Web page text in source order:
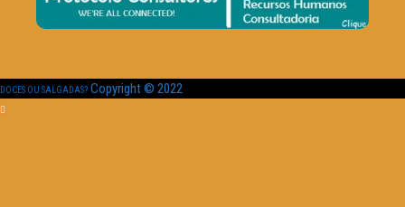
DOCES OU SALGADAS? Copyright © 2022